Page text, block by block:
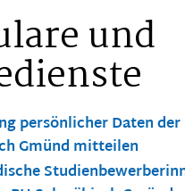
und
persönlicher Daten der
Gmünd mitteilen